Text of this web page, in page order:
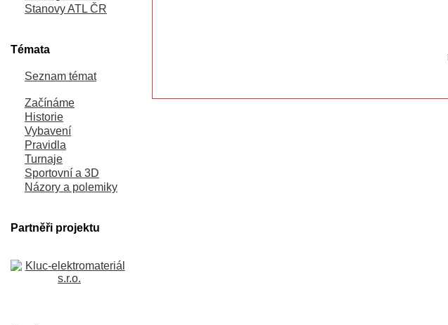
Stanovy ATL ČR
Témata
Seznam témat
Začínáme
Historie
Vybavení
Pravidla
Turnaje
Sportovní a 3D
Názory a polemiky
Partněři projektu